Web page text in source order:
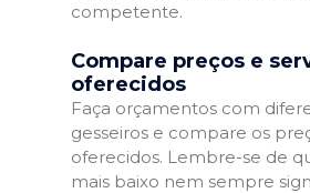
competente.
Compare preços e
oferecidos
Faça orçamentos com
gesseiros e compare os
oferecidos. Lembre-se de
mais baixo nem sempre